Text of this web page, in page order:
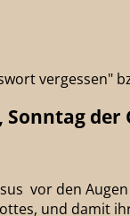
vergessen"
vor den
und damit